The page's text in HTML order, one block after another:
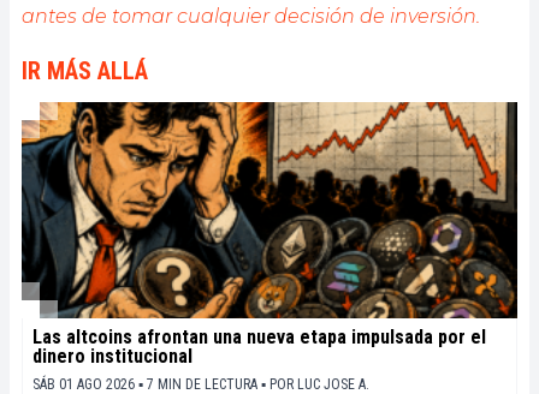
antes de tomar cualquier decisión de inversión.
IR MÁS ALLÁ
Las altcoins afrontan una nueva etapa impulsada por el
dinero institucional
SÁB 01 AGO 2026 ▪ 7 MIN DE LECTURA ▪ POR LUC JOSE A.